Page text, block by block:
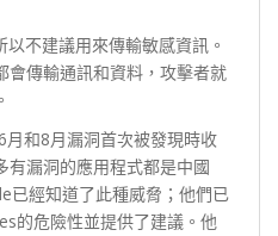
不建議用來傳輸敏感資訊。
會傳輸通訊和資料，攻擊者就
月和8月漏洞首次被發現時收
有漏洞的應用程式都是中國
已經知道了此種威脅；他們已
的危險性並提供了建議。他